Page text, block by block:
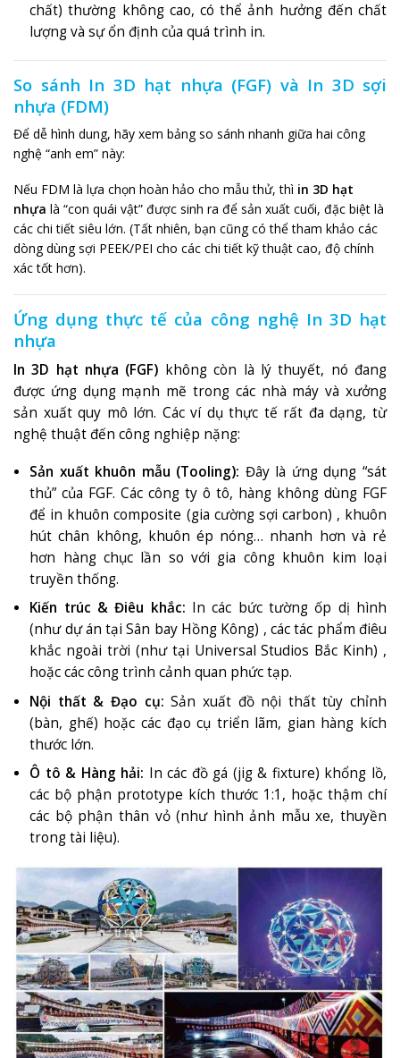
chất) thường không cao, có thể ảnh hưởng đến chất
lượng và sự ổn định của quá trình in.
So sánh In 3D hạt nhựa (FGF) và In 3D sợi
nhựa (FDM)
Để dễ hình dung, hãy xem bảng so sánh nhanh giữa hai công
nghệ “anh em” này:
Nếu FDM là lựa chọn hoàn hảo cho mẫu thử, thì in 3D hạt
nhựa là “con quái vật” được sinh ra để sản xuất cuối, đặc biệt là
các chi tiết siêu lớn. (Tất nhiên, bạn cũng có thể tham khảo các
dòngdùng sợi PEEK/PEI cho các chi tiết kỹ thuật cao, độ chính
xác tốt hơn).
Ứng dụng thực tế của công nghệ In 3D hạt
nhựa
In 3D hạt nhựa (FGF) không còn là lý thuyết, nó đang
được ứng dụng mạnh mẽ trong các nhà máy và xưởng
sản xuất quy mô lớn. Các ví dụ thực tế rất đa dạng, từ
nghệ thuật đến công nghiệp nặng:
Sản xuất khuôn mẫu (Tooling): Đây là ứng dụng “sát
thủ” của FGF.Các công ty ô tô, hàng không dùng FGF
để in khuôn composite (gia cường sợi carbon) , khuôn
hút chân không, khuôn ép nóng… nhanh hơn và rẻ
hơn hàng chục lần so với gia công khuôn kim loại
truyền thống.
Kiến trúc & Điêu khắc: In các bức tường ốp dị hình
(như dự án tại Sân bay Hồng Kông) , các tác phẩm điêu
khắc ngoài trời (như tại Universal Studios Bắc Kinh) ,
hoặc các công trình cảnh quan phức tạp.
Nội thất & Đạo cụ: Sản xuất đồ nội thất tùy chỉnh
(bàn, ghế) hoặc các đạo cụ triển lãm, gian hàng kích
thước lớn.
Ô tô & Hàng hải: In các đồ gá (jig & fixture) khổng lồ,
các bộ phận prototype kích thước 1:1, hoặc thậm chí
các bộ phận thân vỏ (như hình ảnh mẫu xe, thuyền
trong tài liệu).